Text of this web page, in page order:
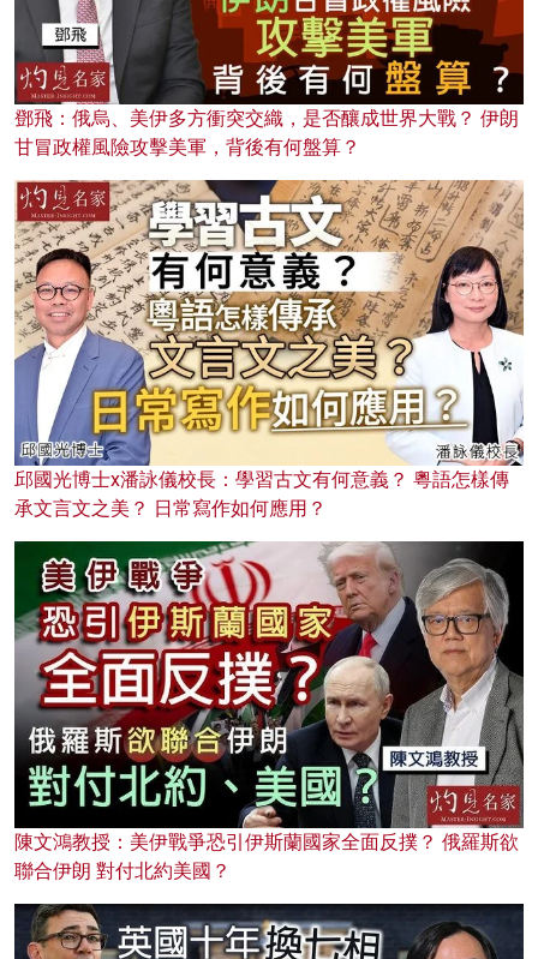
鄧飛：俄烏、美伊多方衝突交織，是否釀成世界大戰？ 伊朗
甘冒政權風險攻擊美軍，背後有何盤算？
邱國光博士x潘詠儀校長：學習古文有何意義？ 粵語怎樣傳
承文言文之美？ 日常寫作如何應用？
陳文鴻教授：美伊戰爭恐引伊斯蘭國家全面反撲？ 俄羅斯欲
聯合伊朗 對付北約美國？